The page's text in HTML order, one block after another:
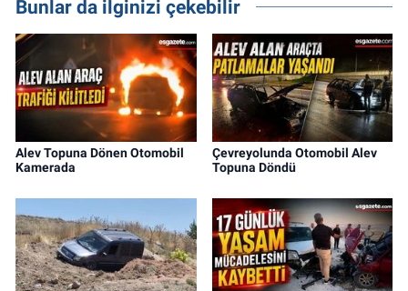
Bunlar da ilginizi çekebilir
Alev Topuna Dönen Otomobil
Kamerada
Çevreyolunda Otomobil Alev
Topuna Döndü